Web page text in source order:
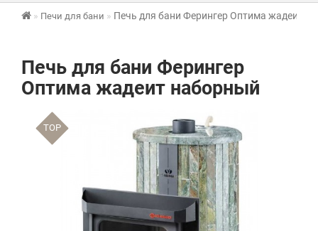
Печи для бани Печь для бани Ферингер Оптима жадеит
Печь для бани Ферингер
Оптима жадеит наборный
TOP